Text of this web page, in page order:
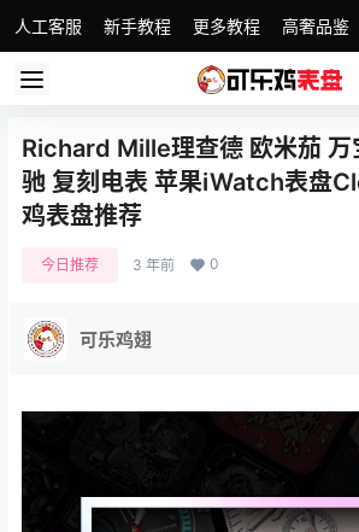
人工客服 新手教程 更多教程 高奢品鉴
Richard Mille理查德 欧米茄 万
驰 复刻电表 苹果iWatch表盘
鸡表盘推荐
今日推荐 3 年前 0
可乐鸡翅